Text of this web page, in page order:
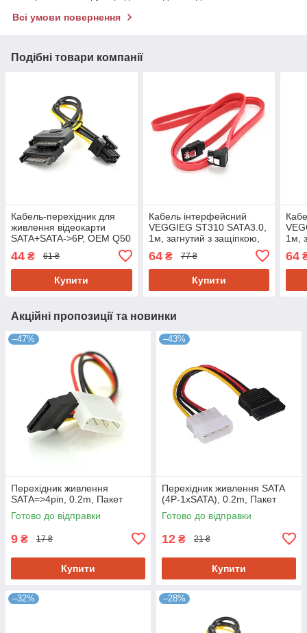
Всі умови повернення
Подібні товари компанії
Кабель-перехідник для
живлення відеокарти
SATA+SATA->6P, OEM Q50
44 ₴ 61 ₴
Купити
Кабель інтерфейсний
VEGGIEG ST310 SATA3.0,
1м, загнутий з защіпкою,
64₴ 77 ₴
Купити
1м,
64
Акційні пропозиції та новинки
–47%
Перехідник живлення
SATA=>4pin, 0.2m, Пакет
Готово до відправки
9 ₴ 17 ₴
Купити
–43%
Перехідник живлення SATA
(4P-1xSATA), 0.2m, Пакет
Готово до відправки
12 ₴ 21 ₴
Купити
–32% –28%